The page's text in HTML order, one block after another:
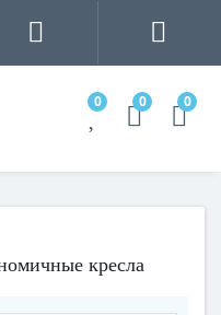
0 0 0
кресла